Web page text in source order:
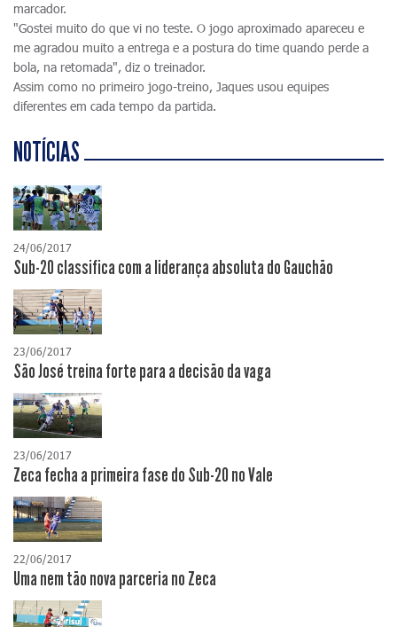
marcador.
"Gostei muito do que vi no teste. O jogo aproximado apareceu e
me agradou muito a entrega e a postura do time quando perde a
bola, na retomada", diz o treinador.
Assim como no primeiro jogo-treino, Jaques usou equipes
diferentes em cada tempo da partida.
NOTÍCIAS
24/06/2017
Sub-20 classifica com a liderança absoluta do Gauchão
23/06/2017
São José treina forte para a decisão da vaga
23/06/2017
Zeca fecha a primeira fase do Sub-20 no Vale
22/06/2017
Uma nem tão nova parceria no Zeca